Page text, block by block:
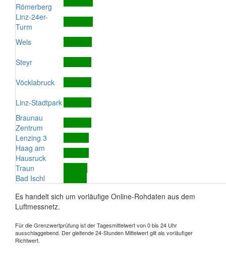
Römerberg
Linz-24er-
Turm
Wels
Steyr
Vöcklabruck
Linz-Stadtpark
Braunau
Zentrum
Lenzing 3
Haag am
Hausruck
Traun
Bad Ischl
Es handelt sich um vorläufige Online-Rohdaten aus dem
Luftmessnetz.
Für die Grenzwertprüfung ist der Tagesmittelwert von 0 bis 24 Uhr
ausschlaggebend. Der gleitende 24-Stunden Mittelwert gilt als vorläufiger
Richtwert.